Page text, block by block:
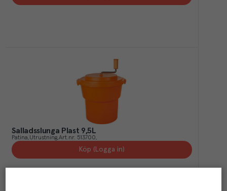
Salladsslunga Plast 9,5L
Patina Utrustning Art.nr. 513700
Köp (Logga in)